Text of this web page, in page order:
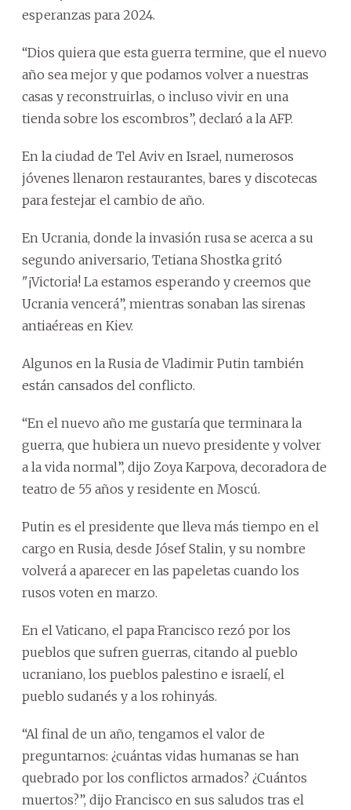
esperanzas para 2024.
“Dios quiera que esta guerra termine, que el nuevo
año sea mejor y que podamos volver a nuestras
casas y reconstruirlas, o incluso vivir en una
tienda sobre los escombros”, declaró a la AFP.
En la ciudad de Tel Aviv en Israel, numerosos
jóvenes llenaron restaurantes, bares y discotecas
para festejar el cambio de año.
En Ucrania, donde la invasión rusa se acerca a su
segundo aniversario, Tetiana Shostka gritó
"¡Victoria! La estamos esperando y creemos que
Ucrania vencerá”, mientras sonaban las sirenas
antiaéreas en Kiev.
Algunos en la Rusia de Vladimir Putin también
están cansados del conflicto.
“En el nuevo año me gustaría que terminara la
guerra, que hubiera un nuevo presidente y volver
a la vida normal”, dijo Zoya Karpova, decoradora de
teatro de 55 años y residente en Moscú.
Putin es el presidente que lleva más tiempo en el
cargo en Rusia, desde Jósef Stalin, y su nombre
volverá a aparecer en las papeletas cuando los
rusos voten en marzo.
En el Vaticano, el papa Francisco rezó por los
pueblos que sufren guerras, citando al pueblo
ucraniano, los pueblos palestino e israelí, el
pueblo sudanés y a los rohinyás.
“Al final de un año, tengamos el valor de
preguntarnos: ¿cuántas vidas humanas se han
quebrado por los conflictos armados? ¿Cuántos
muertos?”, dijo Francisco en sus saludos tras el